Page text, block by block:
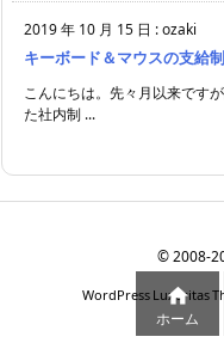
2019 年 10 月 15 日 :ozaki
キーボード＆マウスの支給
こんにちは。先々月以来です
た社内制 ...
©2008-
WordPress Luxeritas

ホーム